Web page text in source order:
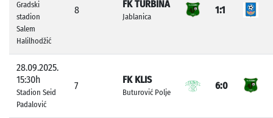
Gradski
stadion
Salem
Halilhodžić
8
FK TURBINA
Jablanica
1:1
28.09.2025.
15:30h
Stadion Seid
Padalović
7
FK KLIS
Buturović Polje
6:0